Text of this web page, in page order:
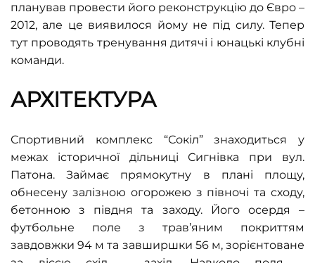
планував провести його реконструкцію до Євро –
2012, але це виявилося йому не під силу. Тепер
тут проводять тренування дитячі і юнацькі клубні
команди.
АРХІТЕКТУРА
Спортивний комплекс “Сокіл”
знаходиться у
межах історичної дільниці Сигнівка при вул.
Патона. Займає прямокутну в плані площу,
обнесену залізною огорожею з півночі та сходу,
бетонною з півдня та заходу. Його осердя –
футбольне поле з трав’яним покриттям
завдовжки 94 м та завширшки 56 м, зорієнтоване